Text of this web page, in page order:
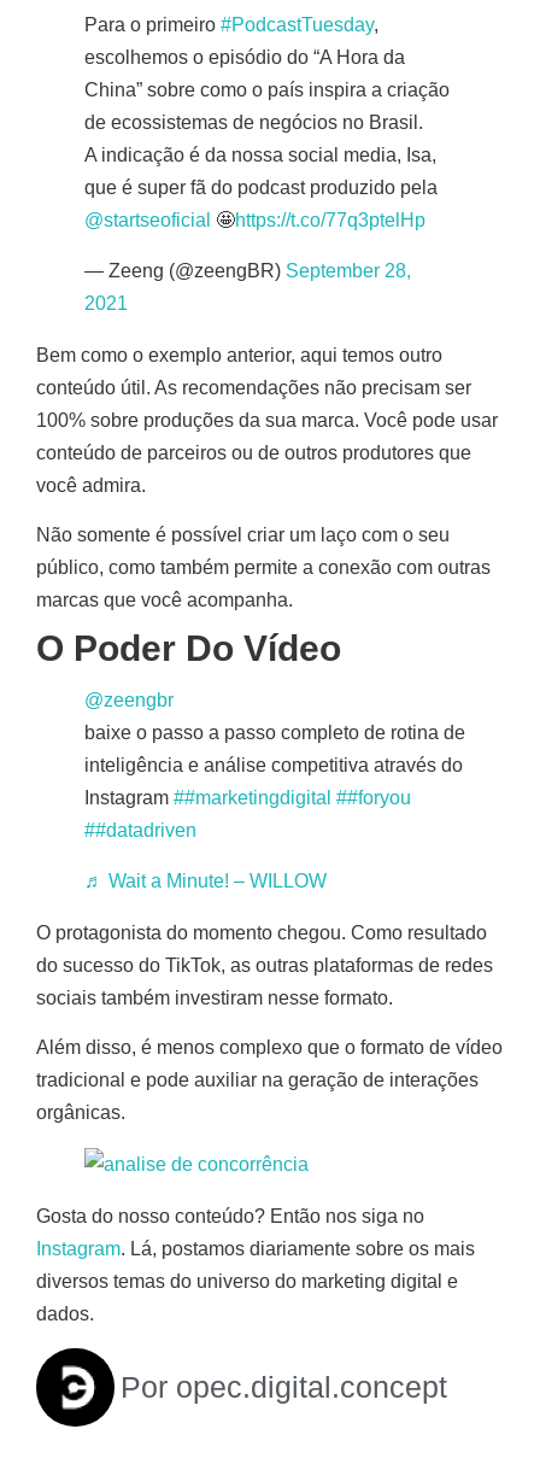
Para o primeiro #PodcastTuesday,
escolhemos o episódio do “A Hora da
China” sobre como o país inspira a criação
de ecossistemas de negócios no Brasil.
A indicação é da nossa social media, Isa,
que é super fã do podcast produzido pela
@startseoficial 🤩https://t.co/77q3ptelHp
— Zeeng (@zeengBR) September 28,
2021
Bem como o exemplo anterior, aqui temos outro
conteúdo útil. As recomendações não precisam ser
100% sobre produções da sua marca. Você pode usar
conteúdo de parceiros ou de outros produtores que
você admira.
Não somente é possível criar um laço com o seu
público, como também permite a conexão com outras
marcas que você acompanha.
O Poder Do Vídeo
@zeengbr
baixe o passo a passo completo de rotina de
inteligência e análise competitiva através do
Instagram ##marketingdigital ##foryou
##datadriven
♬ Wait a Minute! – WILLOW
O protagonista do momento chegou. Como resultado
do sucesso do TikTok, as outras plataformas de redes
sociais também investiram nesse formato.
Além disso, é menos complexo que o formato de vídeo
tradicional e pode auxiliar na geração de interações
orgânicas.
Gosta do nosso conteúdo? Então nos siga no
Instagram. Lá, postamos diariamente sobre os mais
diversos temas do universo do marketing digital e
dados.
Por opec.digital.concept